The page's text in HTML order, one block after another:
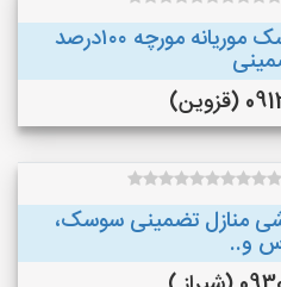
سمپاشی ساس کنه سوسک موریانه مورچه ۱۰۰درصد
منازل تضمینی سوسک،
و..